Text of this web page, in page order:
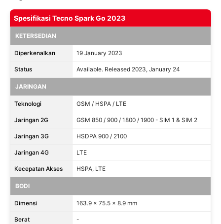
Spesifikasi Tecno Spark Go 2023
KETERSEDIAN
Diperkenalkan 19 January 2023
Status Available. Released 2023, January 24
JARINGAN
Teknologi GSM / HSPA / LTE
Jaringan 2G GSM 850 / 900 / 1800 / 1900 - SIM 1 & SIM 2
Jaringan 3G HSDPA 900 / 2100
Jaringan 4G LTE
Kecepatan Akses HSPA, LTE
BODI
Dimensi 163.9 x 75.5 x 8.9 mm
Berat -